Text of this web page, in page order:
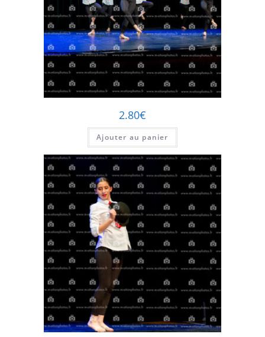
2.80€
Ajouter au panier